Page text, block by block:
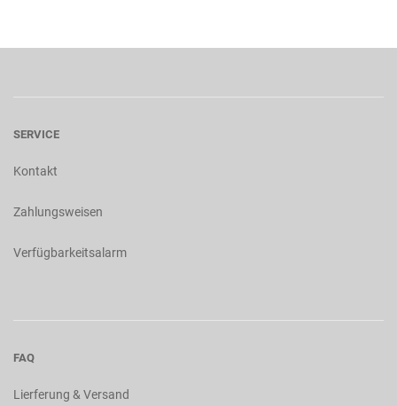
SERVICE
Kontakt
Zahlungsweisen
Verfügbarkeitsalarm
FAQ
Lierferung & Versand